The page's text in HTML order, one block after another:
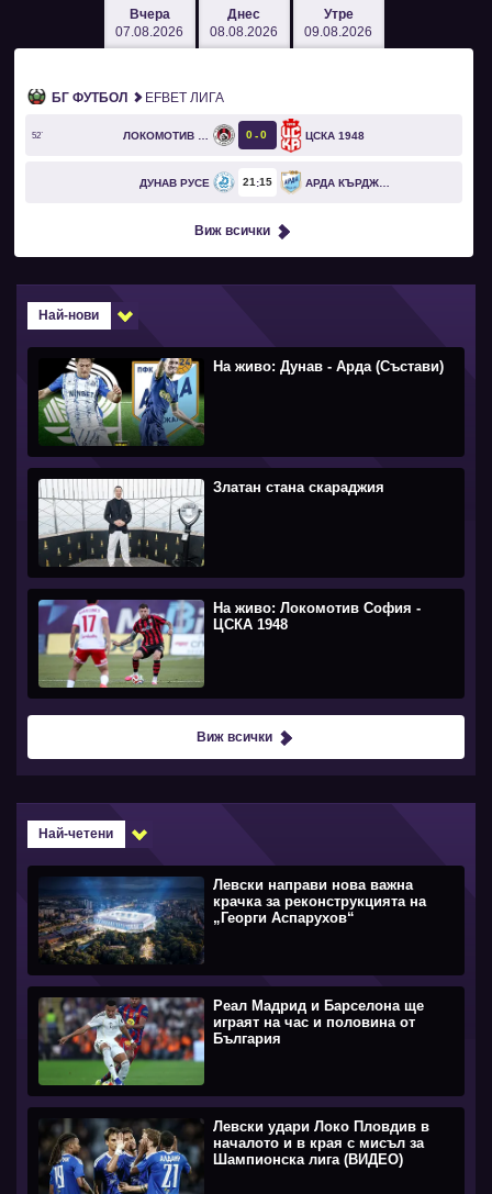
Вчера
07.08.2026
Днес
08.08.2026
Утре
09.08.2026
БГ ФУТБОЛ EFBET ЛИГА
52` 0 0 ЦСКА 1948
ДУНАВ РУСЕ 21 15 АРДА КЪРДЖАЛИ
Виж всички
Най-нови
На живо: Дунав - Арда (Състави)
Златан стана скараджия
На живо: Локомотив София -
ЦСКА 1948
Виж всички
Най-четени
Левски направи нова важна
крачка за реконструкцията на
„Георги Аспарухов“
Реал Мадрид и Барселона ще
играят на час и половина от
България
Левски удари Локо Пловдив в
началото и в края с мисъл за
Шампионска лига (ВИДЕО)